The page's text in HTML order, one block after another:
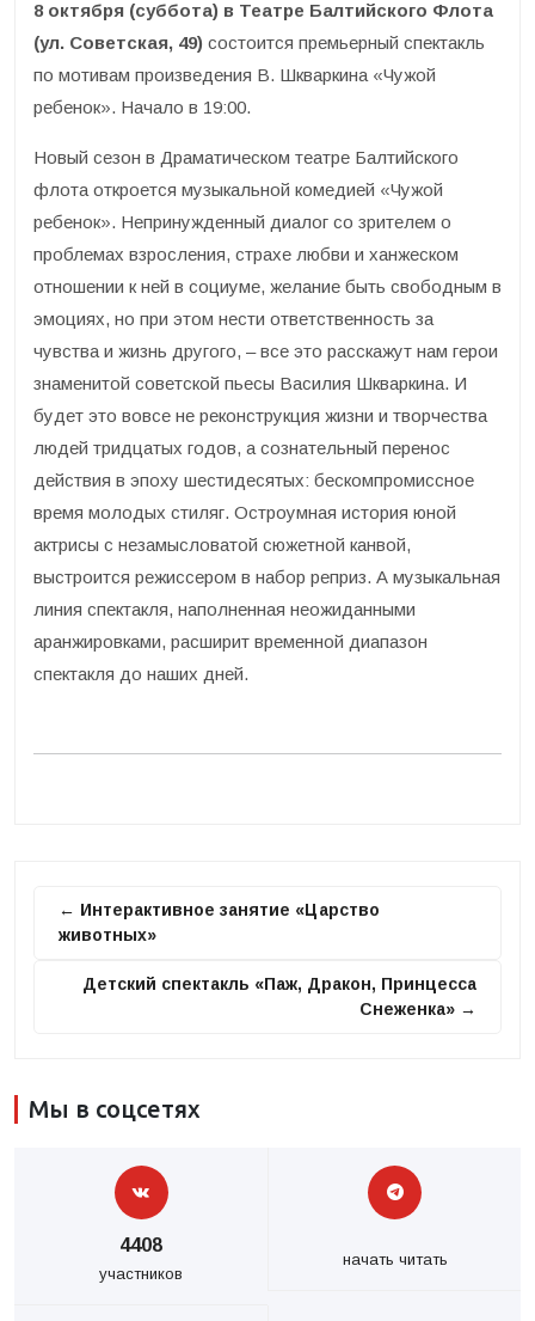
8 октября (суббота) в Театре Балтийского Флота
(ул. Советская, 49) состоится премьерный спектакль
по мотивам произведения В. Шкваркина «Чужой
ребенок». Начало в 19:00.
Новый сезон в Драматическом театре Балтийского
флота откроется музыкальной комедией «Чужой
ребенок». Непринужденный диалог со зрителем о
проблемах взросления, страхе любви и ханжеском
отношении к ней в социуме, желание быть свободным в
эмоциях, но при этом нести ответственность за
чувства и жизнь другого, – все это расскажут нам герои
знаменитой советской пьесы Василия Шкваркина. И
будет это вовсе не реконструкция жизни и творчества
людей тридцатых годов, а сознательный перенос
действия в эпоху шестидесятых: бескомпромиссное
время молодых стиляг. Остроумная история юной
актрисы с незамысловатой сюжетной канвой,
выстроится режиссером в набор реприз. А музыкальная
линия спектакля, наполненная неожиданными
аранжировками, расширит временной диапазон
спектакля до наших дней.
← Интерактивное занятие «Царство
животных»
Детский спектакль «Паж, Дракон, Принцесса
Снеженка» →
Мы в соцсетях
4408
участников
начать читать